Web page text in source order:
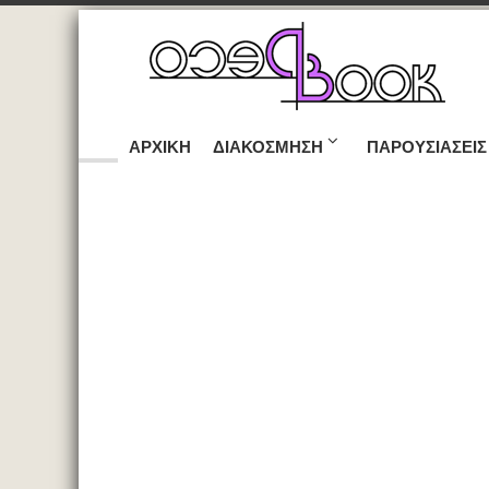
ΑΡΧΙΚΉ ΔΙΑΚΌΣΜΗΣΗ ΠΑΡΟΥΣΙΆΣΕΙΣ